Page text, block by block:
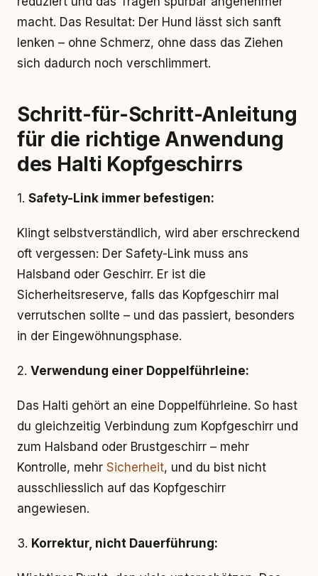
macht. Das Resultat: Der Hund lässt sich sanft
lenken – ohne Schmerz, ohne dass das Ziehen
sich dadurch noch verschlimmert.
Schritt-für-Schritt-Anleitung
für die richtige Anwendung
des Halti Kopfgeschirrs
1. Safety-Link immer befestigen:
Klingt selbstverständlich, wird aber erschreckend
oft vergessen: Der Safety-Link muss ans
Halsband oder Geschirr. Er ist die
Sicherheitsreserve, falls das Kopfgeschirr mal
verrutschen sollte – und das passiert, besonders
in der Eingewöhnungsphase.
2. Verwendung einer Doppelführleine:
Das Halti gehört an eine Doppelführleine. So hast
du gleichzeitig Verbindung zum Kopfgeschirr und
zum Halsband oder Brustgeschirr – mehr
Kontrolle, mehr Sicherheit, und du bist nicht
ausschliesslich auf das Kopfgeschirr
angewiesen.
3. Korrektur, nicht Dauerführung: